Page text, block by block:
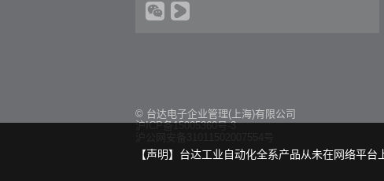
© 台达电子企业管理(上海)有限公司
沪ICP备15005360号-3
【声明】台达工业自动化全系产品从未在网络平